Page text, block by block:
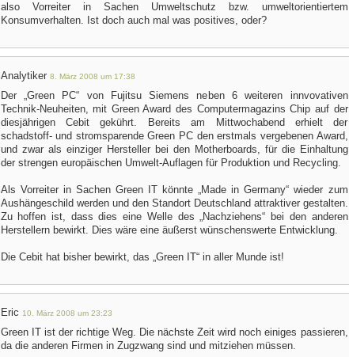
also Vorreiter in Sachen Umweltschutz bzw. umweltorientiertem
Konsumverhalten. Ist doch auch mal was positives, oder?
Analytiker 8. März 2008 um 17:38
Der „Green PC“ von Fujitsu Siemens neben 6 weiteren innvovativen
Technik-Neuheiten, mit Green Award des Computermagazins Chip auf der
diesjährigen Cebit gekührt. Bereits am Mittwochabend erhielt der
schadstoff- und stromsparende Green PC den erstmals vergebenen Award,
und zwar als einziger Hersteller bei den Motherboards, für die Einhaltung
der strengen europäischen Umwelt-Auflagen für Produktion und Recycling.
Als Vorreiter in Sachen Green IT könnte „Made in Germany“ wieder zum
Aushängeschild werden und den Standort Deutschland attraktiver gestalten.
Zu hoffen ist, dass dies eine Welle des „Nachziehens“ bei den anderen
Herstellern bewirkt. Dies wäre eine äußerst wünschenswerte Entwicklung.
Die Cebit hat bisher bewirkt, das „Green IT“ in aller Munde ist!
Eric 10. März 2008 um 23:23
Green IT ist der richtige Weg. Die nächste Zeit wird noch einiges passieren,
da die anderen Firmen in Zugzwang sind und mitziehen müssen.